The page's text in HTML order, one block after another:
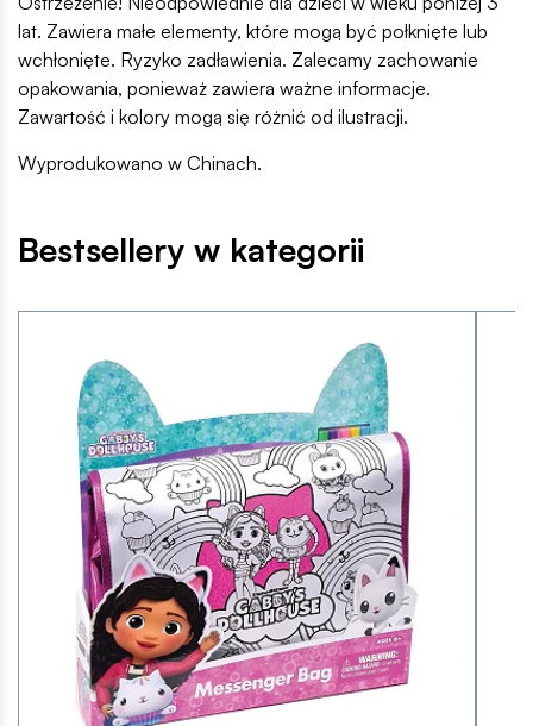
lat. Zawiera małe elementy, które mogą być połknięte lub
wchłonięte. Ryzyko zadławienia. Zalecamy zachowanie
opakowania, ponieważ zawiera ważne informacje.
Zawartość i kolory mogą się różnić od ilustracji.
Wyprodukowano w Chinach.
Bestsellery w kategorii